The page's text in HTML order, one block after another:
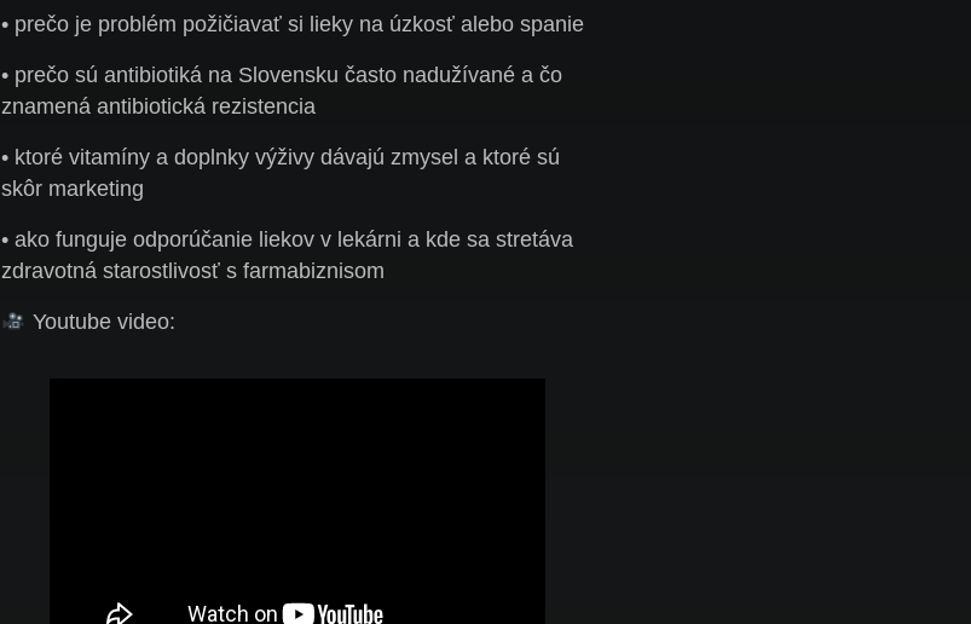
• prečo je problém požičiavať si lieky na úzkosť alebo spanie
• prečo sú antibiotiká na Slovensku často nadužívané a čo
znamená antibiotická rezistencia
• ktoré vitamíny a doplnky výživy dávajú zmysel a ktoré sú
skôr marketing
• ako funguje odporúčanie liekov v lekárni a kde sa stretáva
zdravotná starostlivosť s farmabiznisom
Youtube video: